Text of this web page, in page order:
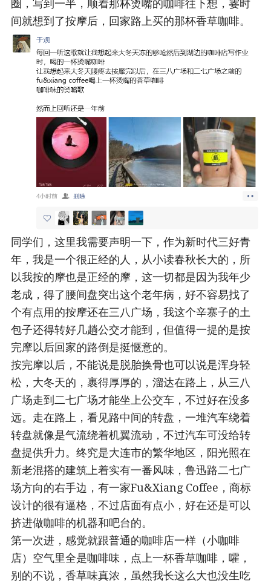
圈，写到一半，顺着那杯烫嘴的咖啡往下想，霎时
间就想到了按摩后，回家路上买的那杯香草咖啡。
同学们，这里我需要声明一下，作为新时代三好青
年，我是一个很正经的人，从小读春秋长大的，所
以我按的摩也是正经的摩，这一切都是因为我年少
老成，得了腰间盘突出这个老年病，好不容易找了
个有点用的按摩还在三八广场，我这个辛寨子的土
包子还得转好几趟公交才能到，但值得一提的是按
完摩以后回家的路倒是挺惬意的。
按完摩以后，不能说是脱胎换骨也可以说是浑身轻
松，大冬天的，裹得厚厚的，溜达在路上，从三八
广场走到二七广场才能坐上公交车，不过好在没多
远。走在路上，看见路中间的转盘，一堆汽车绕着
转盘就像是气流绕着机翼流动，不过汽车可没给转
盘提供升力。终究是大连市的繁华地区，阳光照在
新老混搭的建筑上着实有一番风味，鲁迅路二七广
场方向的右手边，有一家Fu&Xiang Coffee，商标
设计的很有逼格，不过店面有点小，好在还是可以
挤进做咖啡的机器和吧台的。
第一次进，感觉就跟普通的咖啡店一样（小咖啡
店）空气里全是咖啡味，点上一杯香草咖啡，嚯，
别的不说，香草味真浓，虽然我长这么大也没生吃